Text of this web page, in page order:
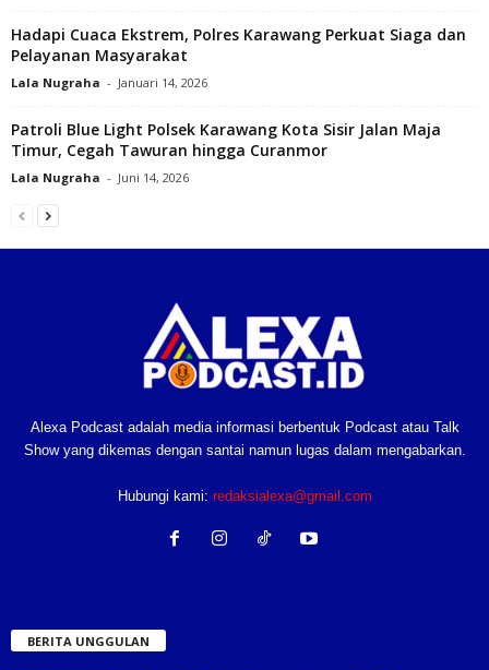
Hadapi Cuaca Ekstrem, Polres Karawang Perkuat Siaga dan
Pelayanan Masyarakat‎
Lala Nugraha - Januari 14, 2026
Patroli Blue Light Polsek Karawang Kota Sisir Jalan Maja
Timur, Cegah Tawuran hingga Curanmor
Lala Nugraha - Juni 14, 2026
Alexa Podcast adalah media informasi berbentuk Podcast atau Talk
Show yang dikemas dengan santai namun lugas dalam mengabarkan.
Hubungi kami: redaksialexa@gmail.com
BERITA UNGGULAN